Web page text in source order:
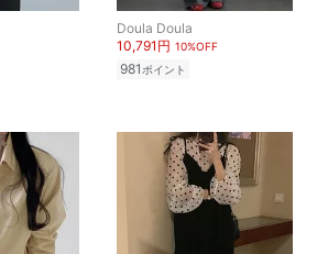
Doula Doula
10,791円 10%OFF
981 ポイント